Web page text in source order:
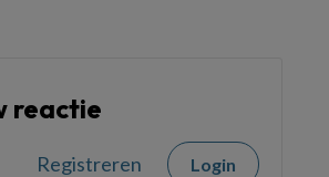
reactie
Registreren Login